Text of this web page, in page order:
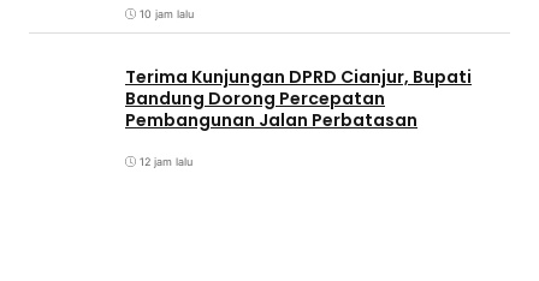
10 jam lalu
Terima Kunjungan DPRD Cianjur, Bupati
Bandung Dorong Percepatan
Pembangunan Jalan Perbatasan
12 jam lalu